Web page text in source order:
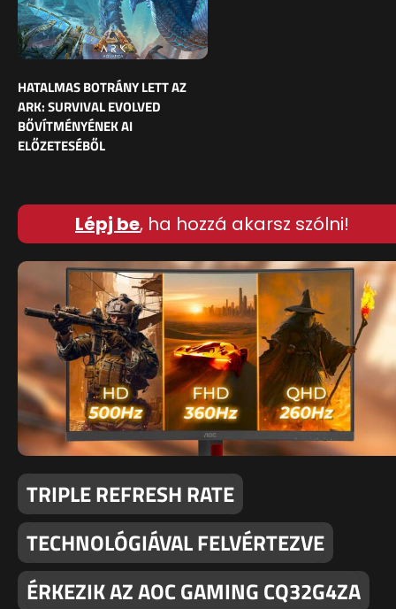
HATALMAS BOTRÁNY LETT AZ
ARK: SURVIVAL EVOLVED
BŐVÍTMÉNYÉNEK AI
ELŐZETESÉBŐL
Lépj be, ha hozzá akarsz szólni!
TRIPLE REFRESH RATE
TECHNOLÓGIÁVAL FELVÉRTEZVE
ÉRKEZIK AZ AOC GAMING CQ32G4ZA